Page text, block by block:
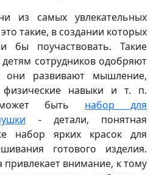
из самых увлекательных
такие, в создании которых
поучаствовать. Такие
сотрудников одобряют
развивают мышление,
физические навыки и т. п.
быть набор для
- детали, понятная
набор ярких красок для
готового изделия.
привлекает внимание, к тому